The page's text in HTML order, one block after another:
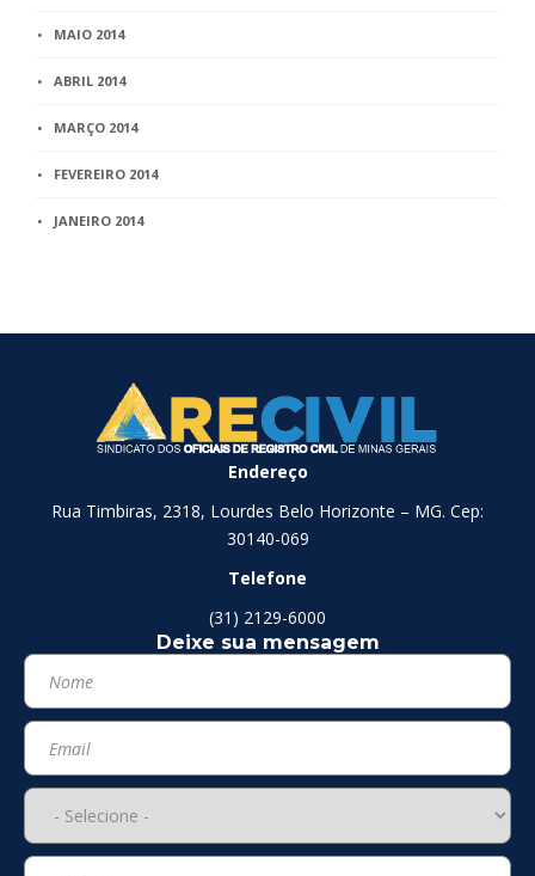
MAIO 2014
ABRIL 2014
MARÇO 2014
FEVEREIRO 2014
JANEIRO 2014
Endereço
Rua Timbiras, 2318, Lourdes Belo Horizonte – MG. Cep:
30140-069
Telefone
(31) 2129-6000
Deixe sua mensagem